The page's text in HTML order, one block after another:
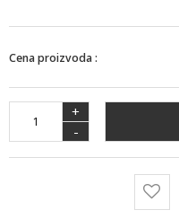
Cena proizvoda :
+
-